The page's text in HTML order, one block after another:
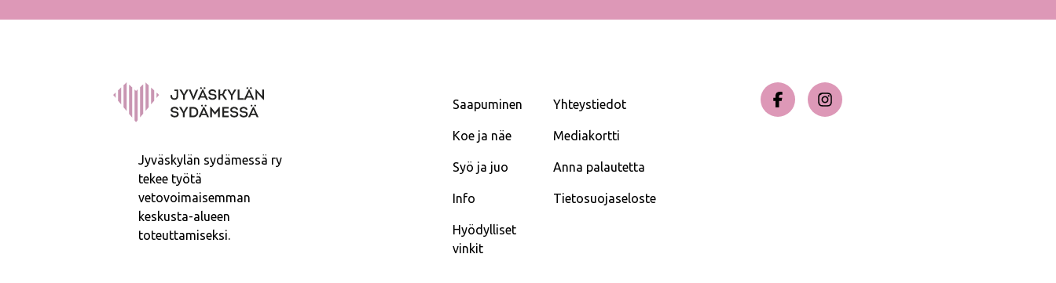
Jyväskylän sydämessä ry
tekee työtä
vetovoimaisemman
keskusta-alueen
toteuttamiseksi.
Saapuminen
Koe ja näe
Syö ja juo
Info
Hyödylliset
vinkit
Yhteystiedot
Mediakortti
Anna palautetta
Tietosuojaseloste